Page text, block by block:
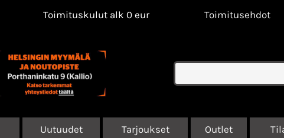
Toimituskulut alk 0 eur Toimitusehdot
Uutuudet Tarjoukset Outlet